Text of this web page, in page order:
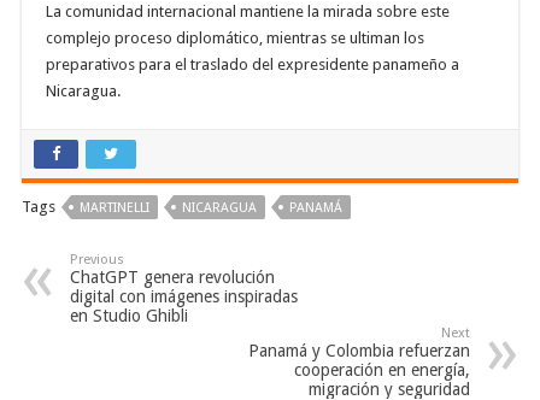
La comunidad internacional mantiene la mirada sobre este
complejo proceso diplomático, mientras se ultiman los
preparativos para el traslado del expresidente panameño a
Nicaragua.
Tags MARTINELLI NICARAGUA PANAMÁ
Previous
ChatGPT genera revolución
digital con imágenes inspiradas
en Studio Ghibli
Next
Panamá y Colombia refuerzan
cooperación en energía,
migración y seguridad